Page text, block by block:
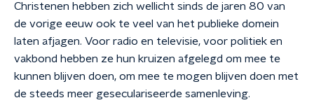
Christenen hebben zich wellicht sinds de jaren 80 van
de vorige eeuw ook te veel van het publieke domein
laten afjagen. Voor radio en televisie, voor politiek en
vakbond hebben ze hun kruizen afgelegd om mee te
kunnen blijven doen, om mee te mogen blijven doen met
de steeds meer geseculariseerde samenleving.